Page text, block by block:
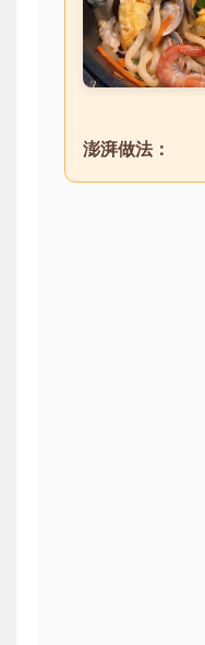
澎湃做法：